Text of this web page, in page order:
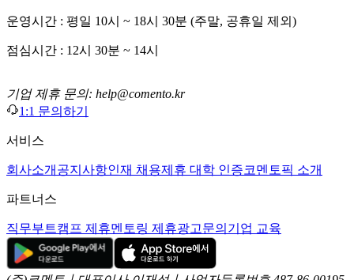
운영시간 : 평일 10시 ~ 18시 30분 (주말, 공휴일 제외)
점심시간 : 12시 30분 ~ 14시
기업 제휴 문의: help@comento.kr
1:1 문의하기
서비스
회사소개 공지사항인재 채용제휴 대학 인증코멘토픽 소개
파트너스
직무부트캠프 제휴멘토링 제휴광고문의 기업 교육